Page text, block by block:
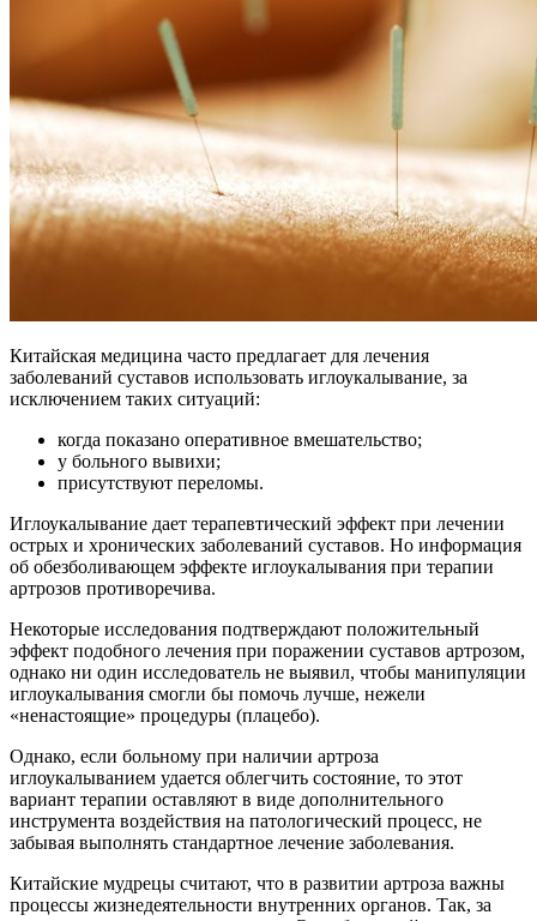
Китайская медицина часто предлагает для лечения
заболеваний суставов использовать иглоукалывание, за
исключением таких ситуаций:
когда показано оперативное вмешательство;
у больного вывихи;
присутствуют переломы.
Иглоукалывание дает терапевтический эффект при лечении
острых и хронических заболеваний суставов. Но информация
об обезболивающем эффекте иглоукалывания при терапии
артрозов противоречива.
Некоторые исследования подтверждают положительный
эффект подобного лечения при поражении суставов артрозом,
однако ни один исследователь не выявил, чтобы манипуляции
иглоукалывания смогли бы помочь лучше, нежели
«ненастоящие» процедуры (плацебо).
Однако, если больному при наличии артроза
иглоукалыванием удается облегчить состояние, то этот
вариант терапии оставляют в виде дополнительного
инструмента воздействия на патологический процесс, не
забывая выполнять стандартное лечение заболевания.
Китайские мудрецы считают, что в развитии артроза важны
процессы жизнедеятельности внутренних органов. Так, за